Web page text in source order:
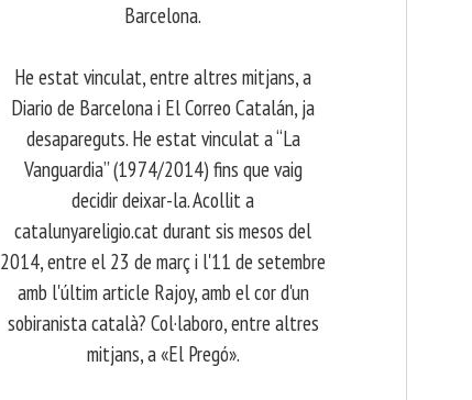
Barcelona.
​ He estat vinculat, entre altres mitjans, a
Diario de Barcelona i El Correo Catalán, ja
desapareguts. He estat vinculat a “La
Vanguardia” (1974/2014) fins que vaig
decidir deixar-la. Acollit a
catalunyareligio.cat durant sis mesos del
2014, entre el 23 de març i l'11 de setembre
amb l'últim article Rajoy, amb el cor d'un
sobiranista català? Col·laboro, entre altres
mitjans, a «El Pregó».